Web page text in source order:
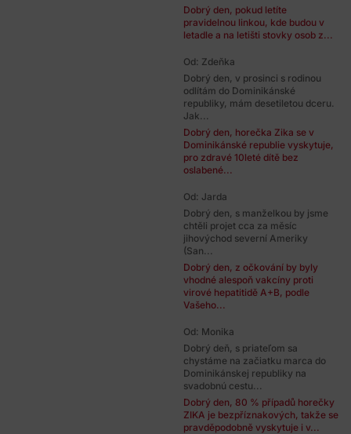
Dobrý den, pokud letíte
pravidelnou linkou, kde budou v
letadle a na letišti stovky osob z...
Od: Zdeňka
Dobrý den, v prosinci s rodinou
odlítám do Dominikánské
republiky, mám desetiletou dceru.
Jak...
Dobrý den, horečka Zika se v
Dominikánské republie vyskytuje,
pro zdravé 10leté dítě bez
oslabené...
Od: Jarda
Dobrý den, s manželkou by jsme
chtěli projet cca za měsíc
jihovýchod severní Ameriky
(San...
Dobrý den, z očkování by byly
vhodné alespoň vakcíny proti
virové hepatitidě A+B, podle
Vašeho...
Od: Monika
Dobrý deň, s priateľom sa
chystáme na začiatku marca do
Dominikánskej republiky na
svadobnú cestu...
Dobrý den, 80 % případů horečky
ZIKA je bezpříznakových, takže se
pravděpodobně vyskytuje i v...